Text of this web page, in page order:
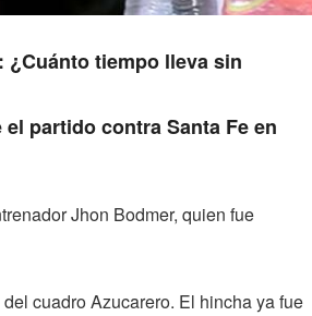
¿Cuánto tiempo lleva sin
partido contra Santa Fe en
Jhon Bodmer, quien fue
cuadro Azucarero. El hincha ya fue